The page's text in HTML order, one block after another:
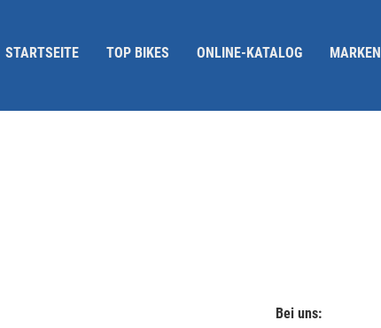
STARTSEITE TOP BIKES ONLINE-KATALOG MARKEN
Bei uns: